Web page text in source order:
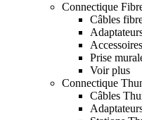
Connectique
Câbles
Prise
Voir plus
Connectique
Câbles